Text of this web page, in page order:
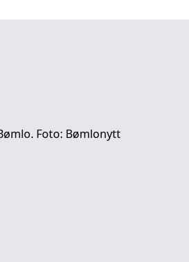
Foto: Bømlonytt